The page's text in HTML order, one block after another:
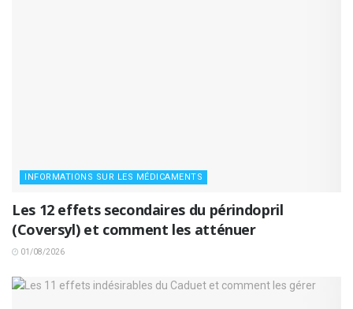
INFORMATIONS SUR LES MÉDICAMENTS
Les 12 effets secondaires du périndopril
(Coversyl) et comment les atténuer
01/08/2026